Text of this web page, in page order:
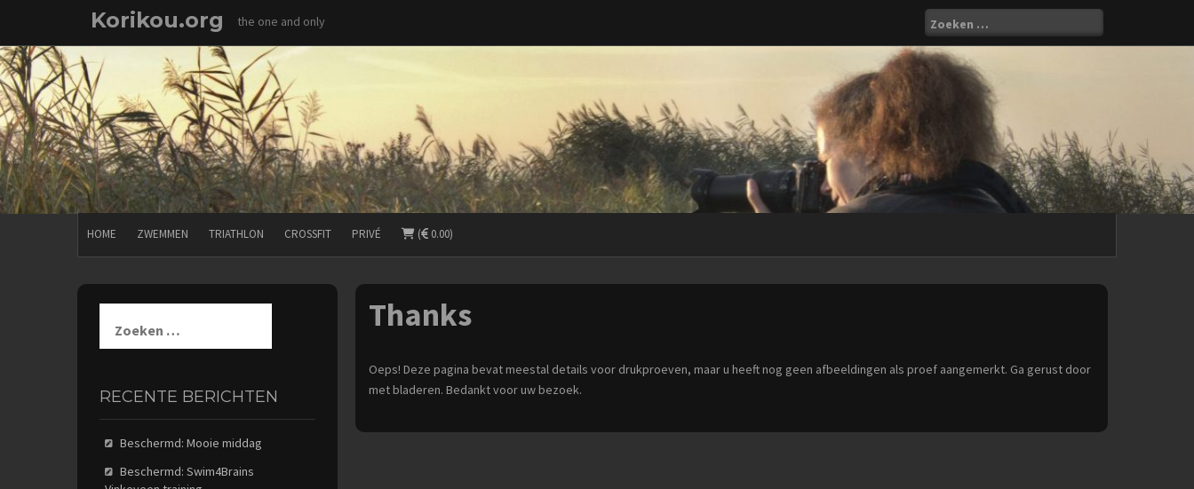
content
Korikou.org the one and only
Zoeken
naar:
HOME ZWEMMEN TRIATHLON CROSSFIT PRIVÉ ( 0.00)
Thanks
Oeps! Deze pagina bevat meestal details voor drukproeven, maar u heeft nog geen afbeeldingen als proef aangemerkt. Ga gerust door
met bladeren. Bedankt voor uw bezoek.
naar:
RECENTE BERICHTEN
Beschermd: Mooie middag
Beschermd: Swim4Brains